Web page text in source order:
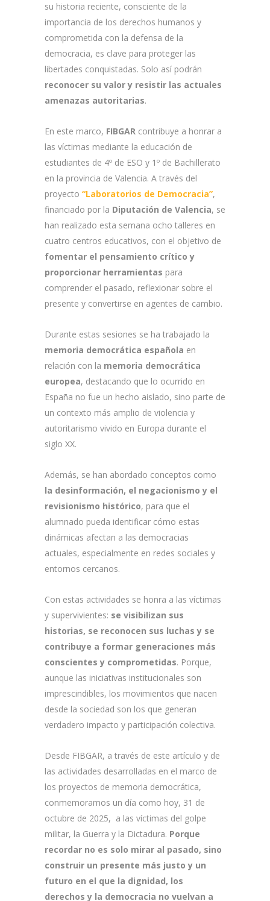
su historia reciente, consciente de la
importancia de los derechos humanos y
comprometida con la defensa de la
democracia, es clave para proteger las
libertades conquistadas. Solo así podrán
reconocer su valor y resistir las actuales
amenazas autoritarias.
En este marco, FIBGAR contribuye a honrar a
las víctimas mediante la educación de
estudiantes de 4º de ESO y 1º de Bachillerato
en la provincia de Valencia. A través del
proyecto “Laboratorios de Democracia”,
financiado por la Diputación de Valencia, se
han realizado esta semana ocho talleres en
cuatro centros educativos, con el objetivo de
fomentar el pensamiento crítico y
proporcionar herramientas para
comprender el pasado, reflexionar sobre el
presente y convertirse en agentes de cambio.
Durante estas sesiones se ha trabajado la
memoria democrática española en
relación con la memoria democrática
europea, destacando que lo ocurrido en
España no fue un hecho aislado, sino parte de
un contexto más amplio de violencia y
autoritarismo vivido en Europa durante el
siglo XX.
Además, se han abordado conceptos como
la desinformación, el negacionismo y el
revisionismo histórico, para que el
alumnado pueda identificar cómo estas
dinámicas afectan a las democracias
actuales, especialmente en redes sociales y
entornos cercanos.
Con estas actividades se honra a las víctimas
y supervivientes: se visibilizan sus
historias, se reconocen sus luchas y se
contribuye a formar generaciones más
conscientes y comprometidas. Porque,
aunque las iniciativas institucionales son
imprescindibles, los movimientos que nacen
desde la sociedad son los que generan
verdadero impacto y participación colectiva.
Desde FIBGAR, a través de este artículo y de
las actividades desarrolladas en el marco de
los proyectos de memoria democrática,
conmemoramos un día como hoy, 31 de
octubre de 2025, a las víctimas del golpe
militar, la Guerra y la Dictadura. Porque
recordar no es solo mirar al pasado, sino
construir un presente más justo y un
futuro en el que la dignidad, los
derechos y la democracia no vuelvan a